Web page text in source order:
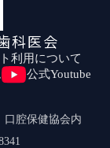
科医会
利用について
公式Youtube
口腔保健協会内